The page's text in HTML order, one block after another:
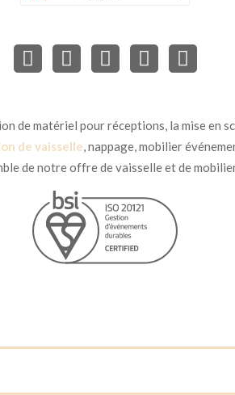
de matériel pour réceptions, la mise en
de vaisselle, nappage, mobilier
de notre offre de vaisselle et de